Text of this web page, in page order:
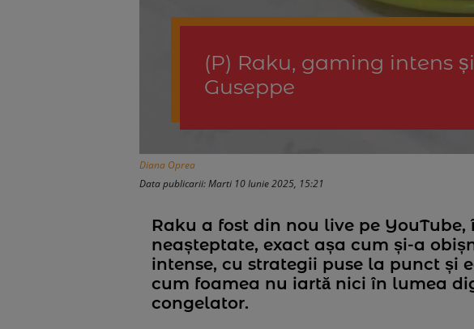
(P) Raku, gaming intens
Guseppe
Diana Oprea
Data publicarii: Marti 10 Iunie 2025, 15:21
Raku a fost din nou live pe
neașteptate, exact așa cum și-a
intense, cu strategii puse la punct și
cum foamea nu iartă nici în lumea
congelator.